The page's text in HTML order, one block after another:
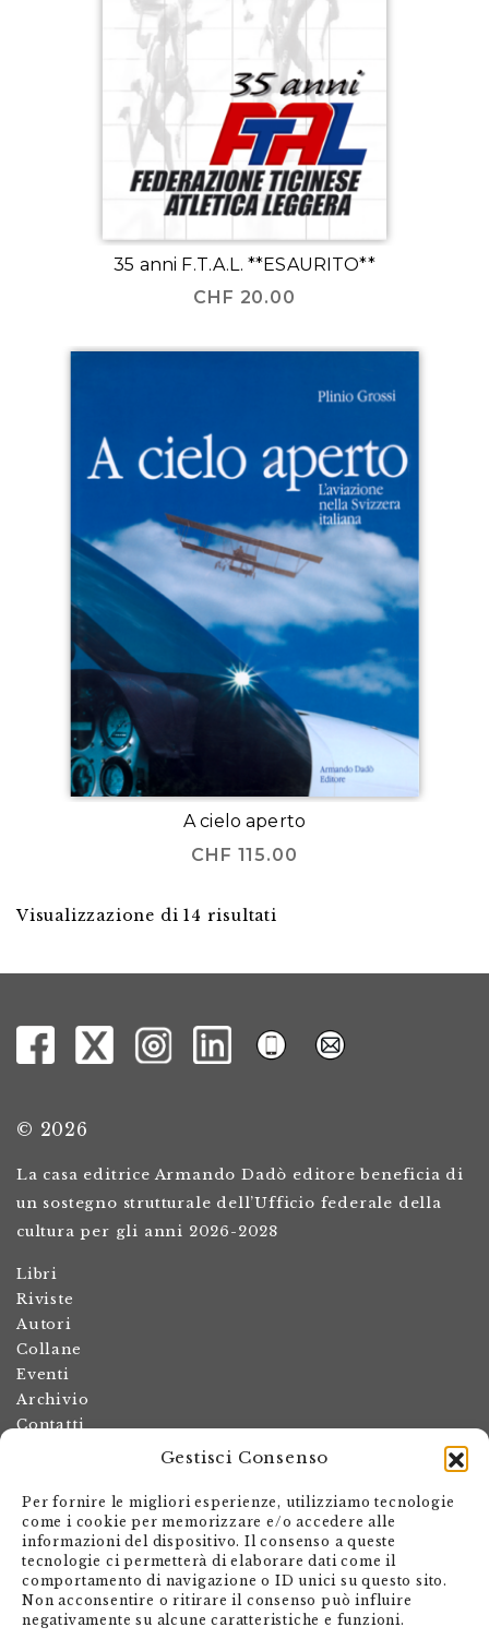
Gestisci Consenso
Per fornire le migliori esperienze, utilizziamo tecnologie
come i cookie per memorizzare e/o accedere alle
informazioni del dispositivo. Il consenso a queste
tecnologie ci permetterà di elaborare dati come il
comportamento di navigazione o ID unici su questo sito.
Non acconsentire o ritirare il consenso può influire
negativamente su alcune caratteristiche e funzioni.
35 anni F.T.A.L. **ESAURITO**
CHF 20.00
A cielo aperto
CHF 115.00
Visualizzazione di 14 risultati
© 2026
La casa editrice Armando Dadò editore beneficia di
un sostegno strutturale dell’Ufficio federale della
cultura per gli anni 2026-2028
Libri
Riviste
Autori
Collane
Eventi
Archivio
Contatti
Termini e condizioni
Spese di spedizione
Politica dei resi
Informativa sulla privacy
Il mio account
Carrello